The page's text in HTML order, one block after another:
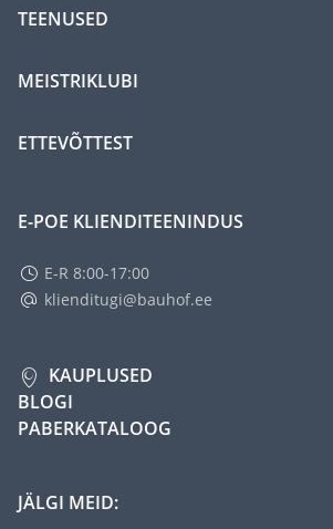
TEENUSED
MEISTRIKLUBI
ETTEVÕTTEST
E-POE KLIENDITEENINDUS
E-R 8:00-17:00
klienditugi@bauhof.ee
KAUPLUSED
BLOGI
PABERKATALOOG
JÄLGI MEID: